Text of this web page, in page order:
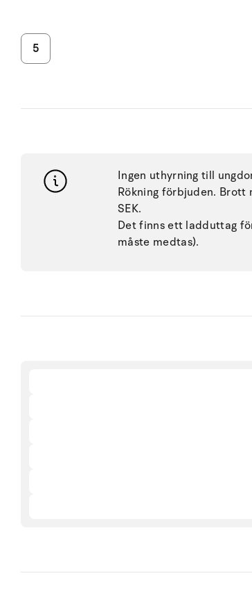
5
Ingen uthyrning till
Rökning förbjuden.
SEK.
Det finns ett ladduttag
måste medtas).